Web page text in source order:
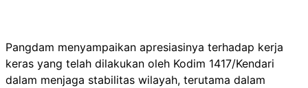
Pangdam menyampaikan apresiasinya terhadap kerja
keras yang telah dilakukan oleh Kodim 1417/Kendari
dalam menjaga stabilitas wilayah, terutama dalam